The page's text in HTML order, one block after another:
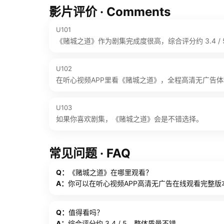
影片评价 · Comments
U101
《赌城之道》作为剧集完成度很高，综合评分约 3.4 /
U102
在听心视频APP里看《赌城之道》，全程高清无广告体
U103
如果你喜欢剧集，《赌城之道》会是不错选择。
常见问题 · FAQ
Q：
《赌城之道》在哪里观看？
A： 你可以在听心视频APP高清无广告在线观看完整版
Q： 值得看吗？